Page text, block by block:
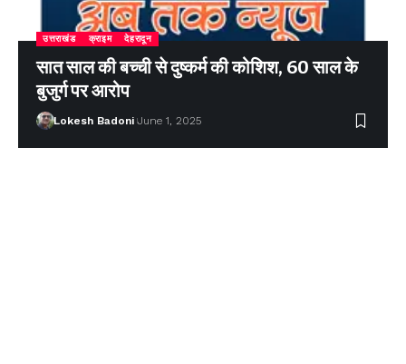
उत्तराखंड क्राइम देहरादून
सात साल की बच्ची से दुष्कर्म की कोशिश, 60 साल के
बुजुर्ग पर आरोप
Lokesh Badoni June 1, 2025